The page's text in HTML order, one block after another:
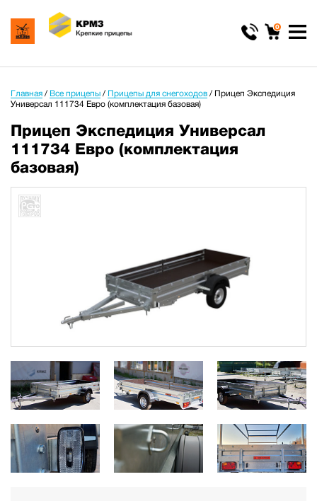
0
Главная / Все прицепы / Прицепы для снегоходов / Прицеп Экспедиция
Универсал 111734 Евро (комплектация базовая)
Прицеп Экспедиция Универсал
111734 Евро (комплектация
базовая)